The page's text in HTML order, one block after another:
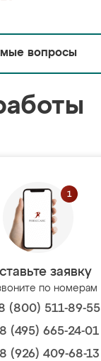
вопросы
заявку
по номерам
(800) 511-89-55
8 (495) 665-24-01
8 (926) 409-68-13